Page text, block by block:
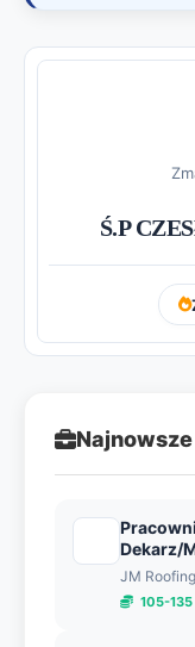
Ś.P
Dekarz/
JM
105-